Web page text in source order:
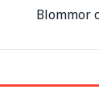
Blommor